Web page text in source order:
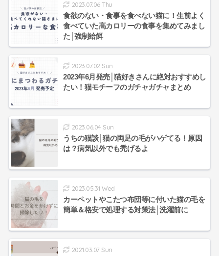
2023.07.06 Thu
食欲のない・食事を食べない猫に！生前よく
食べていた高カロリーの食事を集めてみまし
た│強制給餌
2023.07.02 Sun
2023年6月発売│猫好きさんに絶対おすすめし
たい！猫モチーフのガチャガチャまとめ
2023.06.04 Sun
うちの猫談│猫の両足の毛がハゲてる！原因
は？病気以外でも禿げるよ
2023.05.31 Wed
カーペットやこたつ布団等に付いた猫の毛を
簡単＆格安で処理する対策法│洗濯前に
2021.03.07 Sun